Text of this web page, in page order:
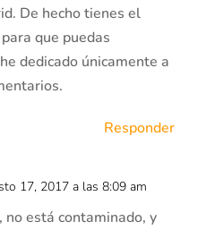
De hecho tienes el
que puedas
dedicado únicamente a
Responder
17, 2017 a las 8:09 am
no está contaminado, y